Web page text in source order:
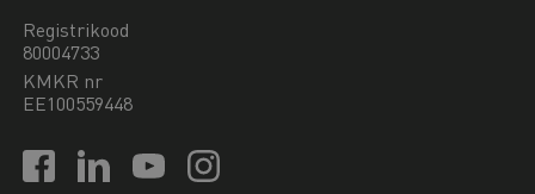
Registrikood
80004733
KMKR nr
EE100559448